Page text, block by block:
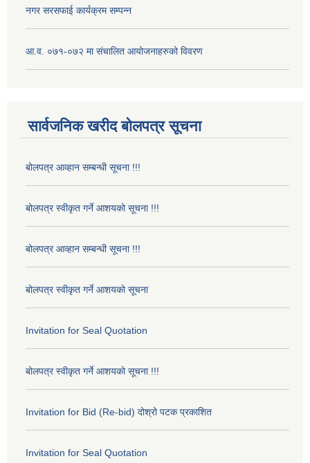
नगर सरसफाई कार्यक्रम सम्पन्न
आ.व. ०७१-०७२ मा संचालित आयोजनाहरुको विवरण
सार्वजनिक खरीद बोलपत्र सूचना
बोलपत्र आव्हान सम्बन्धी सूचना !!!
बोलपत्र स्वीकृत गर्ने आशयको सूचना !!!
बोलपत्र आव्हान सम्बन्धी सूचना !!!
बोलपत्र स्वीकृत गर्ने आशयको सूचना
Invitation for Seal Quotation
बोलपत्र स्वीकृत गर्ने आशयको सूचना !!!
Invitation for Bid (Re-bid) दोश्रो पटक प्रकाशित
Invitation for Seal Quotation